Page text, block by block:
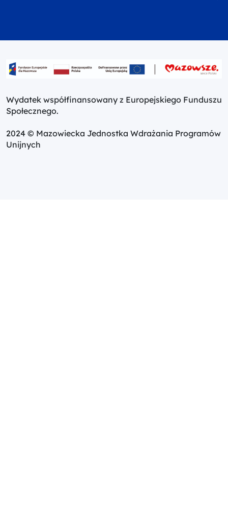
Wydatek współfinansowany z Europejskiego Funduszu
Społecznego.
2024 © Mazowiecka Jednostka Wdrażania Programów
Unijnych